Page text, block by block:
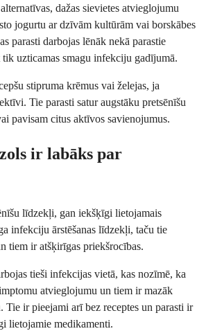
dažas sievietes atvieglojumu
jogurtu ar dzīvām kultūrām vai borskābes
parasti darbojas lēnāk nekā parastie
uzticamas smagu infekciju gadījumā.
stipruma krēmus vai želejas, ja
Tie parasti satur augstāku pretsēnīšu
pavisam citus aktīvos savienojumus.
ir labāks par
līdzekļi, gan iekšķīgi lietojamais
infekciju ārstēšanas līdzekļi, taču tie
tiem ir atšķirīgas priekšrocības.
tieši infekcijas vietā, kas nozīmē, ka
atvieglojumu un tiem ir mazāk
Tie ir pieejami arī bez receptes un parasti ir
lietojamie medikamenti.